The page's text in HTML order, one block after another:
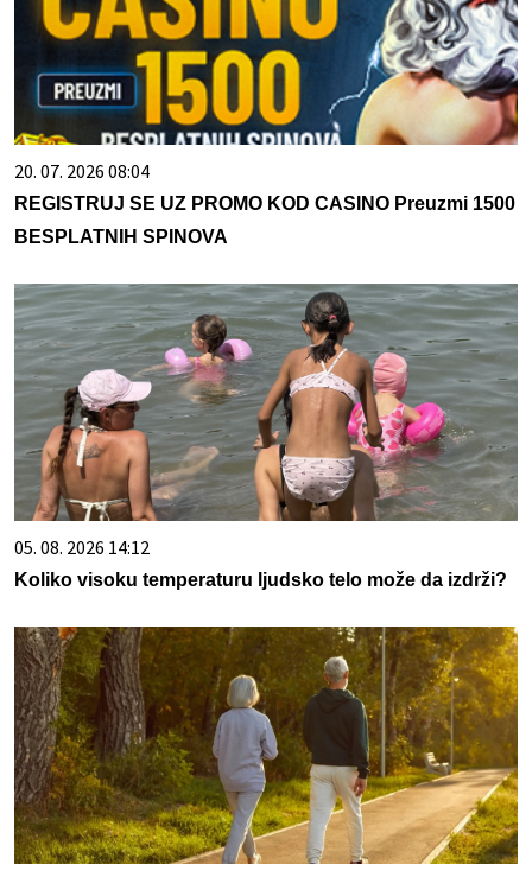
20. 07. 2026 08:04
REGISTRUJ SE UZ PROMO KOD CASINO Preuzmi 1500
BESPLATNIH SPINOVA
05. 08. 2026 14:12
Koliko visoku temperaturu ljudsko telo može da izdrži?